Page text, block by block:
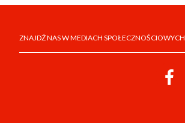
ZNAJDŹ NAS W MEDIACH SPOŁECZNOŚCIOWYCH